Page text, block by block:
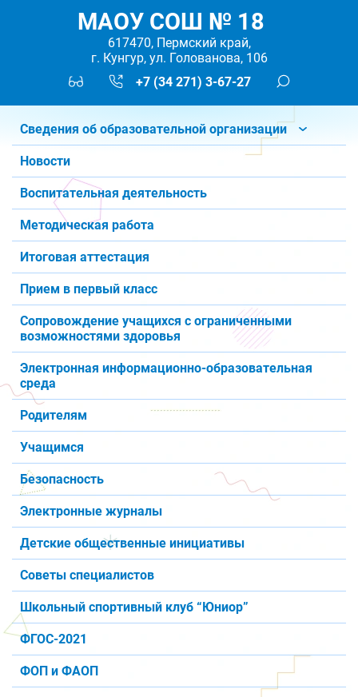
МАОУ СОШ № 18
617470, Пермский край,
г. Кунгур, ул. Голованова, 106
+7 (34 271) 3-67-27
Сведения об образовательной организации
Новости
Воспитательная деятельность
Методическая работа
Итоговая аттестация
Прием в первый класс
Сопровождение учащихся с ограниченными
возможностями здоровья
Электронная информационно-образовательная
среда
Родителям
Учащимся
Безопасность
Электронные журналы
Детские общественные инициативы
Советы специалистов
Школьный спортивный клуб “Юниор”
ФГОС-2021
ФОП и ФАОП